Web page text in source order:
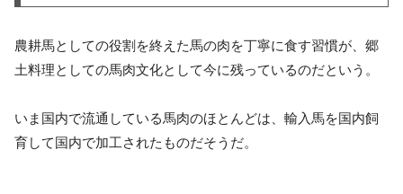
農耕馬としての役割を終えた馬の肉を丁寧に食す習慣が、郷
土料理としての馬肉文化として今に残っているのだという。
いま国内で流通している馬肉のほとんどは、輸入馬を国内飼
育して国内で加工されたものだそうだ。